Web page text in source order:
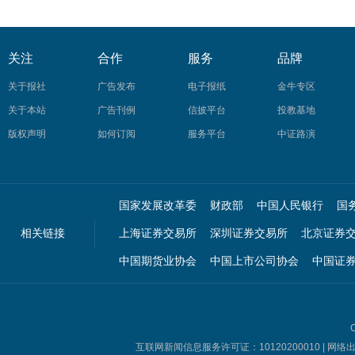
关注
关于报社
关于本站
版权声明
合作
广告发布
广告刊例
如何订阅
服务
电子报纸
信披平台
服务平台
品牌
金牛专区
投教基地
中证路演
相关链接
国家发展改革委 财政部 中国人民银行 国
上海证券交易所 深圳证券交易所 北京证券
中国期货业协会 中国上市公司协会 中国证
互联网新闻信息服务许可证：10120200010 | 网络